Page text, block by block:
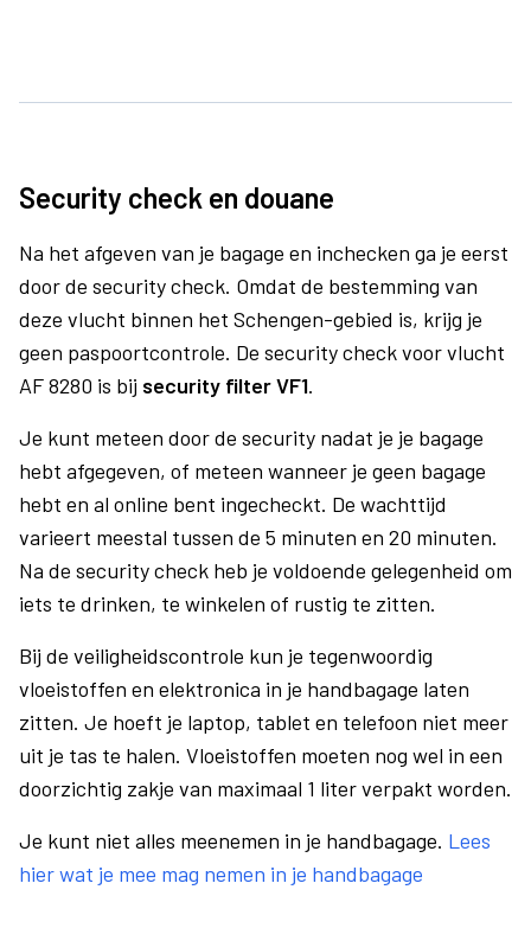
Security check en douane
Na het afgeven van je bagage en inchecken ga je eerst
door de security check. Omdat de bestemming van
deze vlucht binnen het Schengen-gebied is, krijg je
geen paspoortcontrole. De security check voor vlucht
AF 8280 is bij security filter VF1.
Je kunt meteen door de security nadat je je bagage
hebt afgegeven, of meteen wanneer je geen bagage
hebt en al online bent ingecheckt. De wachttijd
varieert meestal tussen de 5 minuten en 20 minuten.
Na de security check heb je voldoende gelegenheid om
iets te drinken, te winkelen of rustig te zitten.
Bij de veiligheidscontrole kun je tegenwoordig
vloeistoffen en elektronica in je handbagage laten
zitten. Je hoeft je laptop, tablet en telefoon niet meer
uit je tas te halen. Vloeistoffen moeten nog wel in een
doorzichtig zakje van maximaal 1 liter verpakt worden.
Je kunt niet alles meenemen in je handbagage. Lees
hier wat je mee mag nemen in je handbagage